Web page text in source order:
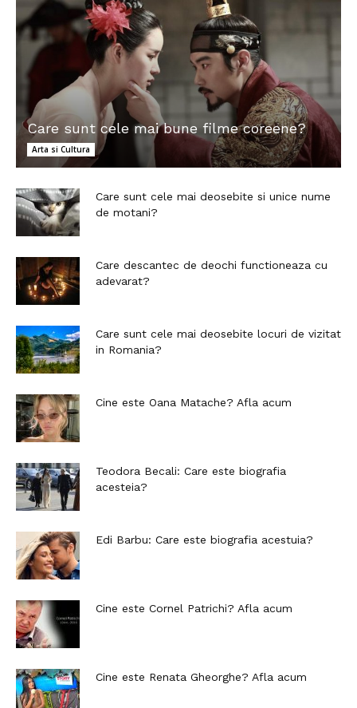
Care sunt cele mai bune filme coreene?
Arta si Cultura
Care sunt cele mai deosebite si unice nume
de motani?
Care descantec de deochi functioneaza cu
adevarat?
Care sunt cele mai deosebite locuri de vizitat
in Romania?
Cine este Oana Matache? Afla acum
Teodora Becali: Care este biografia
acesteia?
Edi Barbu: Care este biografia acestuia?
Cine este Cornel Patrichi? Afla acum
Cine este Renata Gheorghe? Afla acum